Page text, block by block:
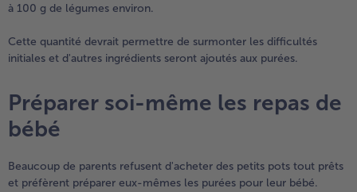
à 100 g de légumes environ.
Cette quantité devrait permettre de surmonter les difficultés
initiales et d'autres ingrédients seront ajoutés aux purées.
Préparer soi-même les repas de
bébé
Beaucoup de parents refusent d'acheter des petits pots tout prêts
et préfèrent préparer eux-mêmes les purées pour leur bébé.